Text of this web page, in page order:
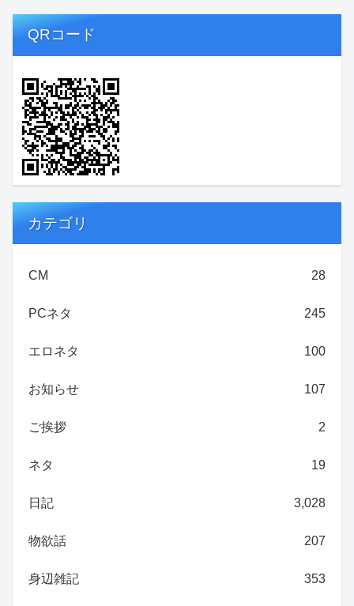
QRコード
カテゴリ
CM 28
PCネタ 245
エロネタ 100
お知らせ 107
ご挨拶 2
ネタ 19
日記 3,028
物欲話 207
身辺雑記 353